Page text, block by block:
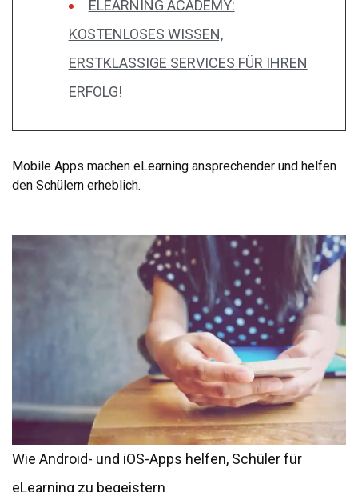
ELEARNING ACADEMY:
KOSTENLOSES WISSEN,
ERSTKLASSIGE SERVICES FÜR IHREN
ERFOLG!
Mobile Apps machen eLearning ansprechender und helfen
den Schülern erheblich.
Wie Android- und iOS-Apps helfen, Schüler für
eLearning zu begeistern